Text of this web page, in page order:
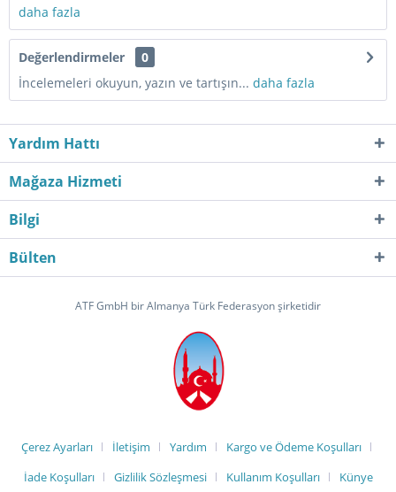
daha fazla
Değerlendirmeler
0
İncelemeleri okuyun, yazın ve tartışın... daha fazla
Yardım Hattı
Mağaza Hizmeti
Bilgi
Bülten
ATF GmbH bir Almanya Türk Federasyon şirketidir
Çerez Ayarları İletişim Yardım
Kargo ve Ödeme Koşulları
İade Koşulları
Gizlilik Sözleşmesi Kullanım Koşulları Künye